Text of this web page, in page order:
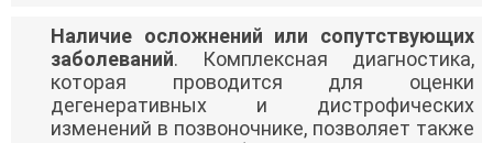
Наличие осложнений или сопутствующих
заболеваний. Комплексная диагностика,
которая проводится для оценки
дегенеративных и дистрофических
изменений в позвоночнике, позволяет также